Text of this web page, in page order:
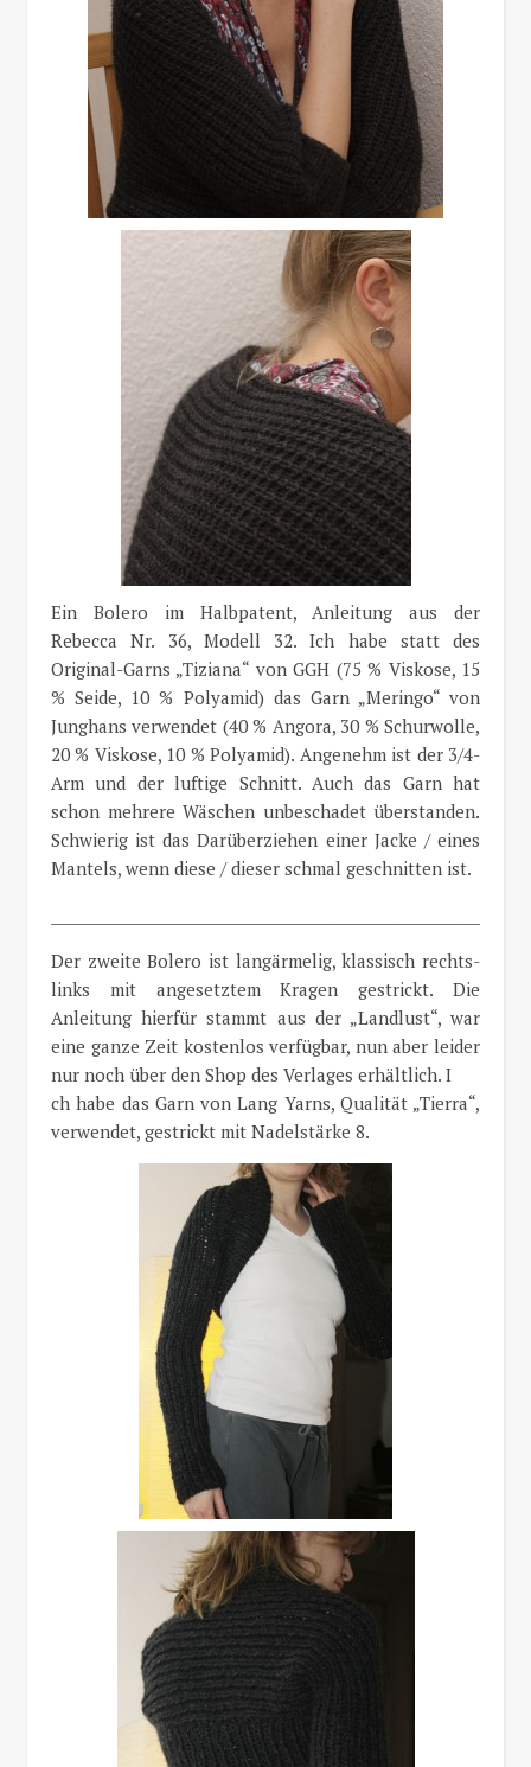
Ein Bolero im Halbpatent, Anleitung aus der
Rebecca Nr. 36, Modell 32. Ich habe statt des
Original-Garns „Tiziana“ von GGH (75 % Viskose, 15
% Seide, 10 % Polyamid) das Garn „Meringo“ von
Junghans verwendet (40 % Angora, 30 % Schurwolle,
20 % Viskose, 10 % Polyamid). Angenehm ist der 3/4-
Arm und der luftige Schnitt. Auch das Garn hat
schon mehrere Wäschen unbeschadet überstanden.
Schwierig ist das Darüberziehen einer Jacke / eines
Mantels, wenn diese / dieser schmal geschnitten ist.
Der zweite Bolero ist langärmelig, klassisch rechts-
links mit angesetztem Kragen gestrickt. Die
Anleitung hierfür stammt aus der „Landlust“, war
eine ganze Zeit kostenlos verfügbar, nun aber leider
nur noch über den Shop des Verlages erhältlich. I
ch habe das Garn von Lang Yarns, Qualität „Tierra“,
verwendet, gestrickt mit Nadelstärke 8.